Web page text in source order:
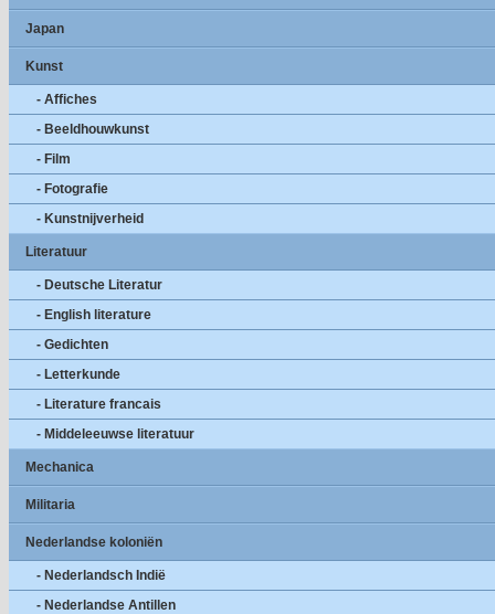
Japan
Kunst
- Affiches
- Beeldhouwkunst
- Film
- Fotografie
- Kunstnijverheid
Literatuur
- Deutsche Literatur
- English literature
- Gedichten
- Letterkunde
- Literature francais
- Middeleeuwse literatuur
Mechanica
Militaria
Nederlandse koloniën
- Nederlandsch Indië
- Nederlandse Antillen